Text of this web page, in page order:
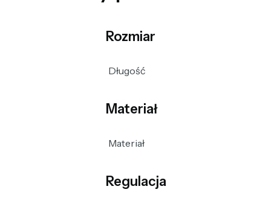
Rozmiar
Długość
Materiał
Materiał
Regulacja